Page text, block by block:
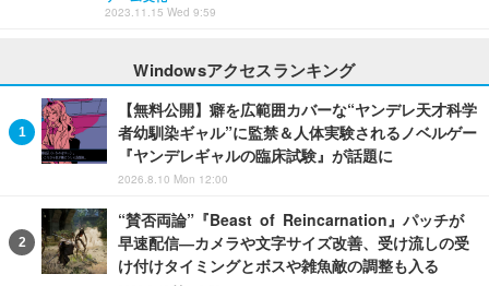
2023.11.15 Wed 9:59
Windowsアクセスランキング
【無料公開】癖を広範囲カバーな“ヤンデレ天才科学
者幼馴染ギャル”に監禁＆人体実験されるノベルゲー
『ヤンデレギャルの臨床試験』が話題に
2026.8.10 Mon 12:00
“賛否両論”『Beast of Reincarnation』パッチが
早速配信―カメラや文字サイズ改善、受け流しの受
け付けタイミングとボスや雑魚敵の調整も入る